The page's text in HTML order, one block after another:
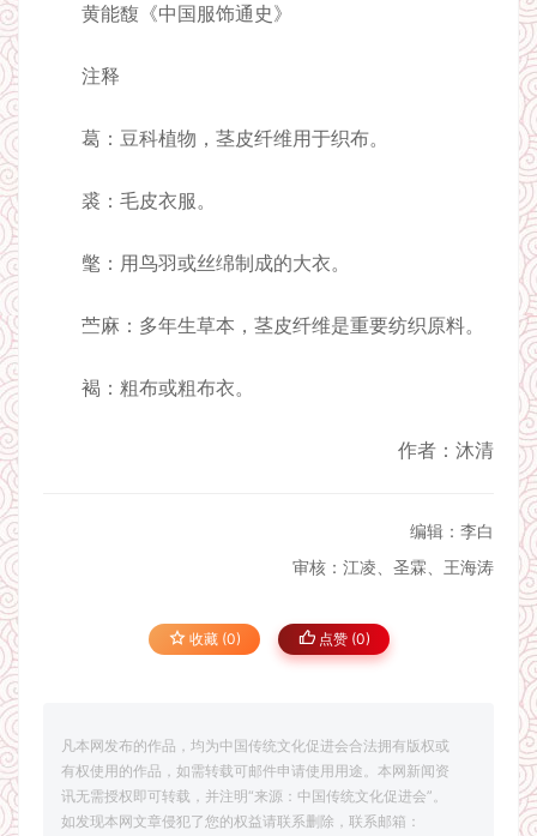
黄能馥《中国服饰通史》
注释
葛：豆科植物，茎皮纤维用于织布。
裘：毛皮衣服。
氅：用鸟羽或丝绵制成的大衣。
苎麻：多年生草本，茎皮纤维是重要纺织原料。
褐：粗布或粗布衣。
作者：沐清
编辑：李白
审核：江凌、圣霖、王海涛
收藏 (0) 点赞 (0)
凡本网发布的作品，均为中国传统文化促进会合法拥有版权或
有权使用的作品，如需转载可邮件申请使用用途。本网新闻资
讯无需授权即可转载，并注明“来源：中国传统文化促进会”。
如发现本网文章侵犯了您的权益请联系删除，联系邮箱：